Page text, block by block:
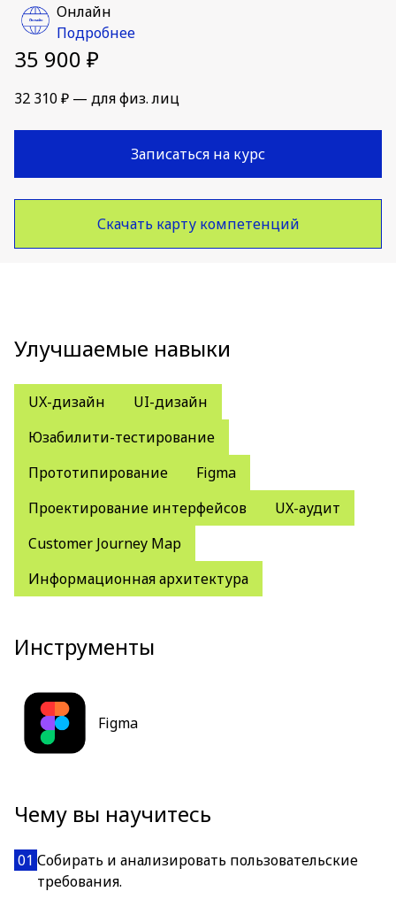
Онлайн
Подробнее
35 900 ₽
32 310 ₽ — для физ. лиц
Записаться на курс
Скачать карту компетенций
Улучшаемые навыки
UX-дизайн
UI-дизайн
Юзабилити-тестирование
Прототипирование
Figma
Проектирование интерфейсов
UX-аудит
Customer Journey Map
Информационная архитектура
Инструменты
Figma
Чему вы научитесь
01 Собирать и анализировать пользовательские
требования.